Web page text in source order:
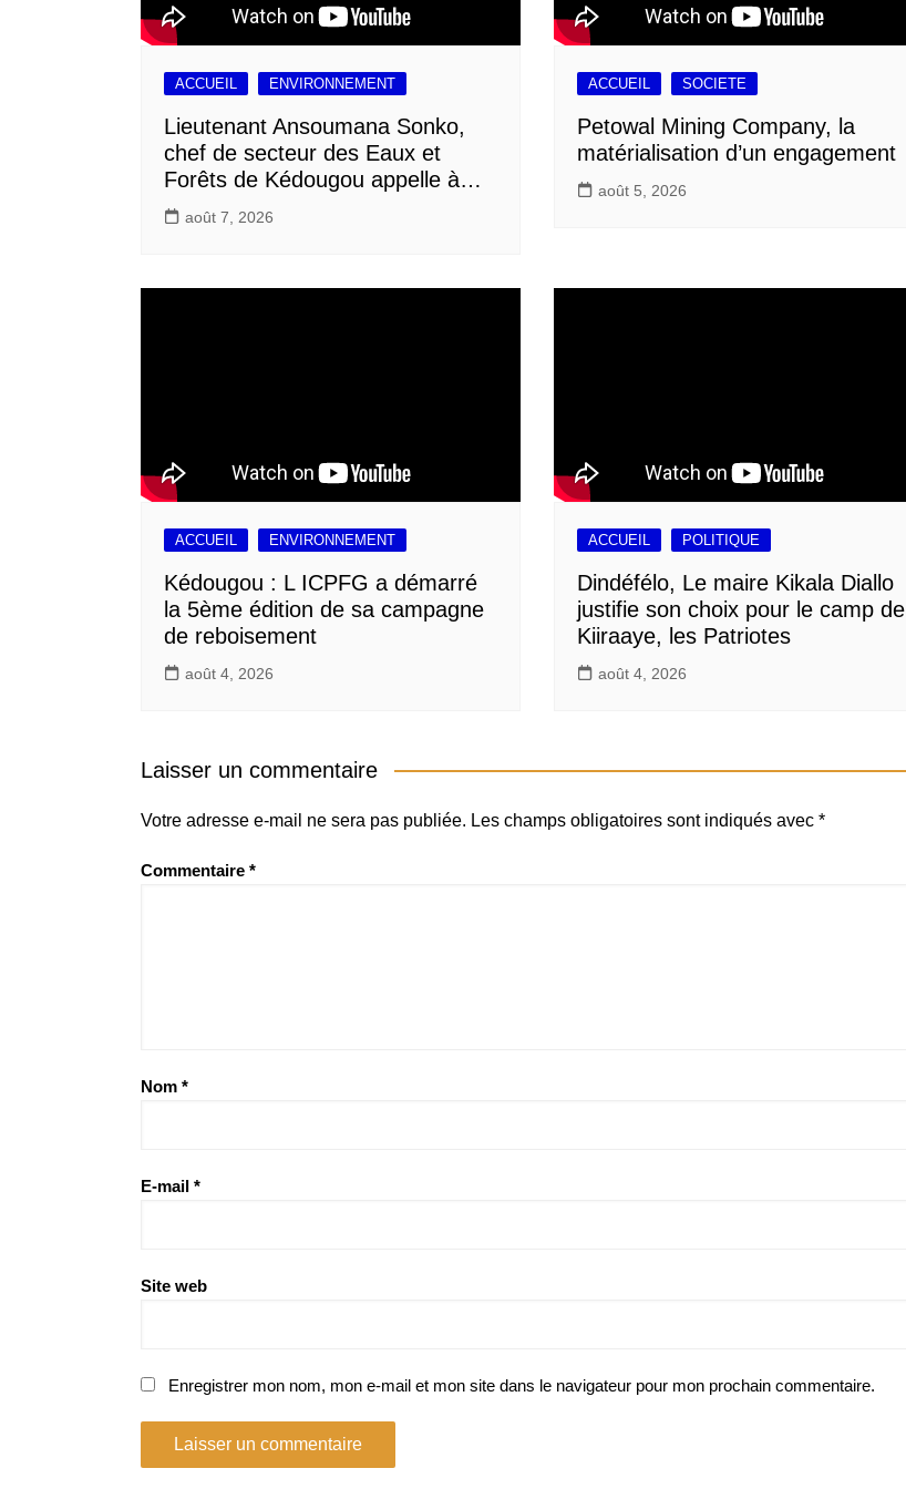
ACCUEIL ENVIRONNEMENT
Lieutenant Ansoumana Sonko,
chef de secteur des Eaux et
Forêts de Kédougou appelle à…
août 7, 2026
ACCUEIL SOCIETE
Petowal Mining Company, la
matérialisation d’un engagement
août 5, 2026
ACCUEIL ENVIRONNEMENT
Kédougou : L ICPFG a démarré
la 5ème édition de sa campagne
de reboisement
août 4, 2026
ACCUEIL POLITIQUE
Dindéfélo, Le maire Kikala Diallo
justifie son choix pour le camp de
Kiiraaye, les Patriotes
août 4, 2026
Laisser un commentaire
Votre adresse e-mail ne sera pas publiée. Les champs obligatoires sont indiqués avec *
Commentaire *
Nom *
E-mail *
Site web
Enregistrer mon nom, mon e-mail et mon site dans le navigateur pour mon prochain commentaire.